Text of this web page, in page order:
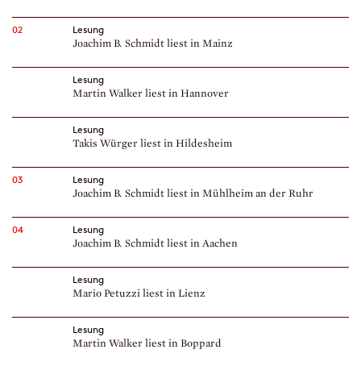
02
Lesung
Joachim B. Schmidt liest in Mainz
Lesung
Martin Walker liest in Hannover
Lesung
Takis Würger liest in Hildesheim
03
Lesung
Joachim B. Schmidt liest in Mühlheim an der Ruhr
04
Lesung
Joachim B. Schmidt liest in Aachen
Lesung
Mario Petuzzi liest in Lienz
Lesung
Martin Walker liest in Boppard